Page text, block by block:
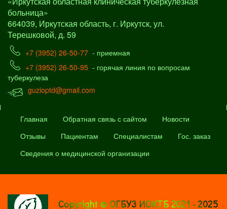
больница»
664039, Иркутская область, г. Иркутск, ул.
Терешковой, д. 59
+7 (3952) 26-50-77 - приемная
+7 (3952) 26-50-95 - горячая линия по вопросам
туберкулеза
guzioptd@gmail.com
Главная Обратная связь с сайтом
Новости
Отзывы
Пациентам Специалистам
Гос. заказ
Сведения о медицинской организации
Copyright © ОГБУЗ ИОКТБ 2021 - 2025